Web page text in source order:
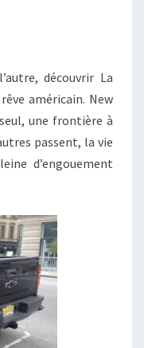
découvrir La
américain. New
une frontière à
passent, la vie
d’engouement